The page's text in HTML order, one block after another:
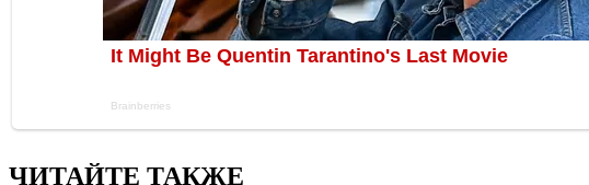
ЧИТАЙТЕ ТАКЖЕ